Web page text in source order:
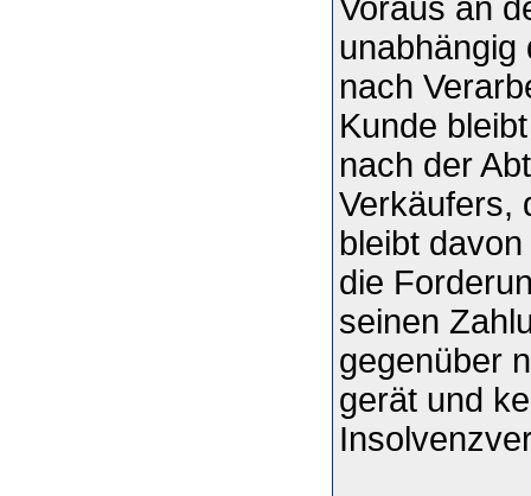
Voraus an
unabhängig
nach
Kunde
nach der
Verkäufers,
bleibt
die
seinen
gegenüber
gerät und